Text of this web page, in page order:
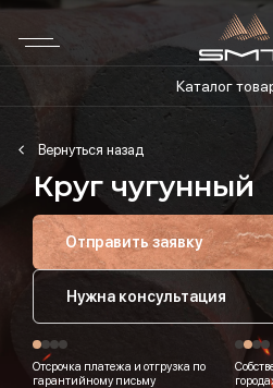
Каталог
Круг чугунный
Отправить заявку
Нужна консультация
Отсрочка платежа и отгрузка по
гарантийному письму